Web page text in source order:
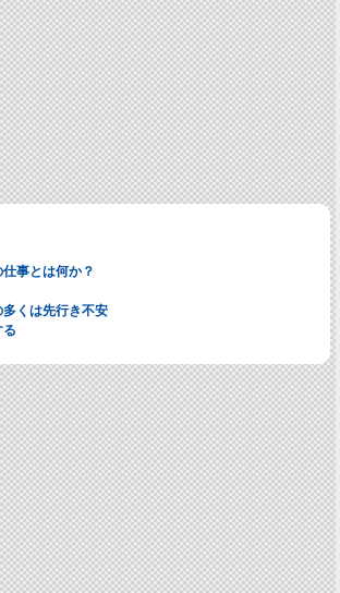
事とは何か？
くは先行き不安
る